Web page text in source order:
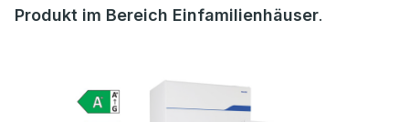
Produkt im Bereich Einfamilienhäuser.